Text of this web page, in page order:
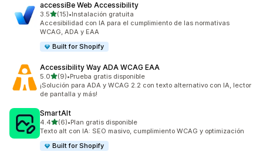
accessiBe Web Accessibility
3.5de 5 estrellas
(15)
15 reseñas en total
•Instalación gratuita
Accesibilidad con IA para el cumplimiento de las normativas
WCAG, ADA y EAA
Built for Shopify
Accessibility Way ADA WCAG EAA
5.0de 5 estrellas
(9)
9 reseñas en total
•Prueba gratis disponible
¡Solución para ADA y WCAG 2.2 con texto alternativo con IA, lector
de pantalla y más!
SmartAlt
4.4de 5 estrellas
(6)
6 reseñas en total
•Plan gratis disponible
Texto alt con IA: SEO masivo, cumplimiento WCAG y optimización
Built for Shopify